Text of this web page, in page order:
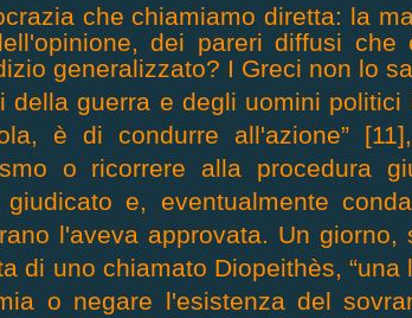
che chiamiamo diretta: la
dei pareri diffusi
generalizzato? I Greci non lo
guerra e degli uomini
è di condurre all'azione”
o ricorrere alla procedura
e, eventualmente
l'aveva approvata. Un
di uno chiamato Diopeithès,
o negare l'esistenza del